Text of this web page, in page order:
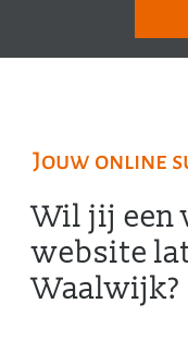
Jouw online
Wil jij een
website
Waalwijk?